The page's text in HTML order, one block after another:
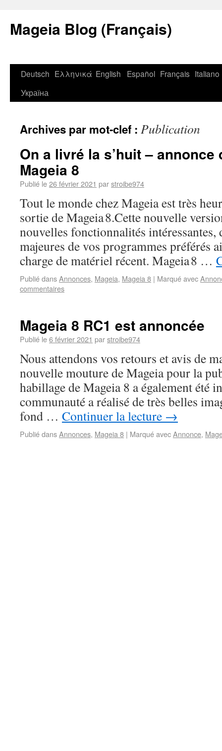
Mageia Blog (Français)
Deutsch Ελληνικά English Español Français Italiano
Україна
Archives par mot-clef : Publication
On a livré la s’huit –
Mageia 8
Publié le26 février 2021 parstroibe974
Tout le monde chez Mageia est très
sortie de Mageia 8.Cette nouvelle
nouvelles fonctionnalités intéressantes,
majeures de vos programmes préférés
charge de matériel récent. Mageia 8 …
Publié dansAnnonces, Mageia, Mageia 8 | Marqué avec
commentaires
Mageia 8 RC1 est annoncée
Publié le6 février 2021 parstroibe974
Nous attendons vos retours et avis de
nouvelle mouture de Mageia pour la
habillage de Mageia 8 a également été
communauté a réalisé de très belles
fond … Continuer la lecture →
Publié dansAnnonces, Mageia 8 | Marqué avecAnnonce,